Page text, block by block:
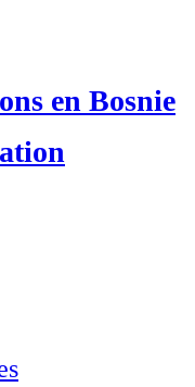
en Bosnie